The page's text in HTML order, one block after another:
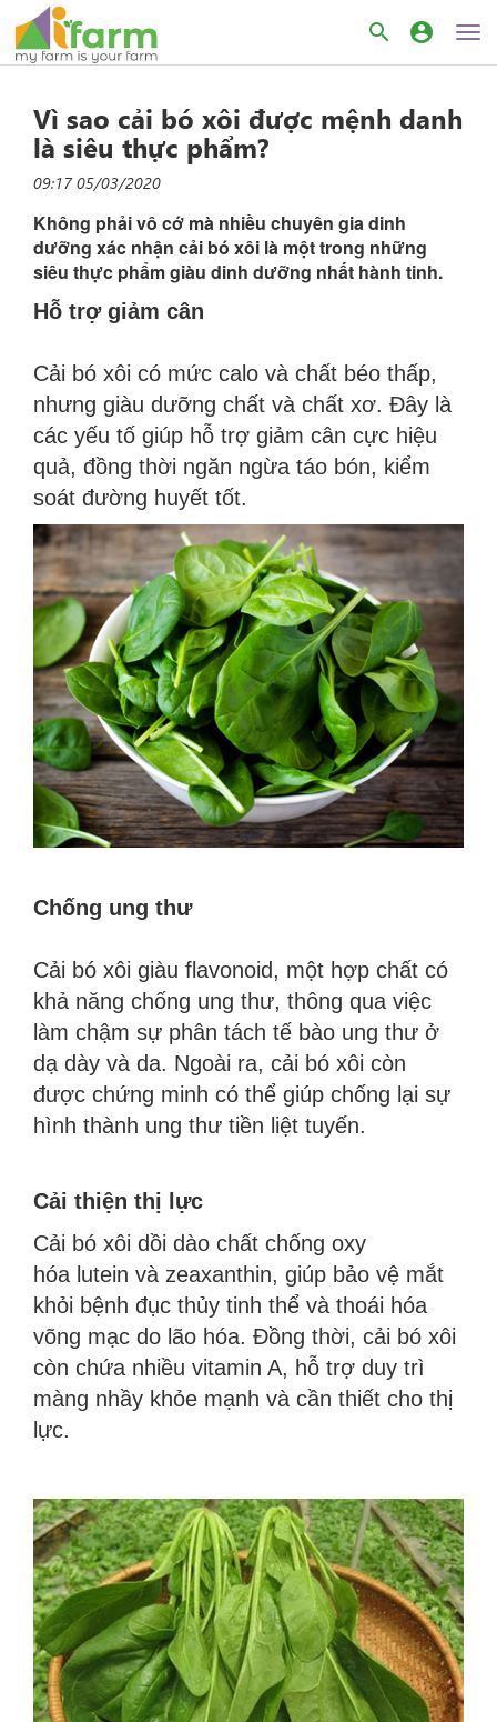
search account_circle
Vì sao cải bó xôi được mệnh danh
là siêu thực phẩm?
09:17 05/03/2020
Không phải vô cớ mà nhiều chuyên gia dinh
dưỡng xác nhận cải bó xôi là một trong những
siêu thực phẩm giàu dinh dưỡng nhất hành tinh.
Hỗ trợ giảm cân
Cải bó xôi có mức calo và chất béo thấp,
nhưng giàu dưỡng chất và chất xơ. Đây là
các yếu tố giúp hỗ trợ giảm cân cực hiệu
quả, đồng thời ngăn ngừa táo bón, kiểm
soát đường huyết tốt.
Chống ung thư
Cải bó xôi giàu flavonoid, một hợp chất có
khả năng chống ung thư, thông qua việc
làm chậm sự phân tách tế bào ung thư ở
dạ dày và da. Ngoài ra, cải bó xôi còn
được chứng minh có thể giúp chống lại sự
hình thành ung thư tiền liệt tuyến.
Cải thiện thị lực
Cải bó xôi dồi dào chất chống oxy
hóa lutein và zeaxanthin, giúp bảo vệ mắt
khỏi bệnh đục thủy tinh thể và thoái hóa
võng mạc do lão hóa. Đồng thời, cải bó xôi
còn chứa nhiều vitamin A, hỗ trợ duy trì
màng nhầy khỏe mạnh và cần thiết cho thị
lực.